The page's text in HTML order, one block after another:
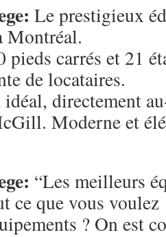
Le prestigieux
Montréal.
pieds carrés et 21
de locataires.
directement
Moderne et
“Les meilleurs
ce que vous voulez
? On est